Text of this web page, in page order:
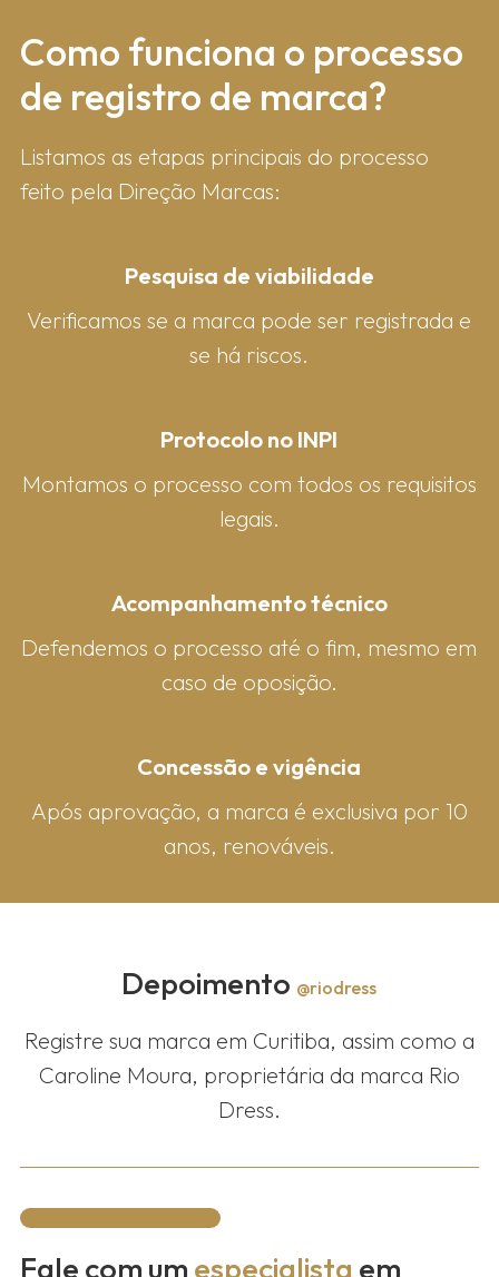
Como fun​ciona o processo
de registro de marca?
Listamos as etapas principais do processo
feito pela Direção Marcas:
Pesquisa de viabilidade
Verificamos se a marca pode ser registrada e
se há riscos.
Protocolo no INPI
Montamos o processo com todos os requisitos
legais.
Acompanhamento técnico
Defendemos o processo até o fim, mesmo em
caso de oposição.
Concessão e vigência
Após aprovação, a marca é exclusiva por 10
anos, renováveis.
Depoimento @riodress
Registre sua marca em Curitiba, assim como a
Caroline Moura, proprietária da marca Rio
Dress.
Fale com um especialista em